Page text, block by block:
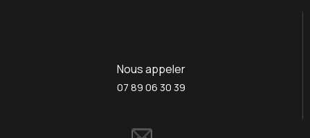
Nous appeler
07 89 06 30 39